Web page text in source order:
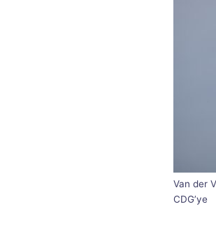
Van der
CDG’ye